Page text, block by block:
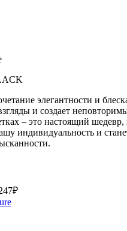
элегантности и
и создает
– это настоящий шедевр,
индивидуальность и
₽